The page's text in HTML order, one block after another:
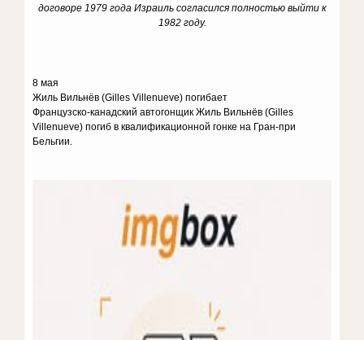
договоре 1979 года Израиль согласился полностью выйти к
1982 году.
8 мая
Жиль Вильнёв (GillesVillenueve) погибает
Французско-канадский автогонщик Жиль Вильнёв (Gilles
Villenueve) погиб в квалификационной гонке на Гран-при
Бельгии.